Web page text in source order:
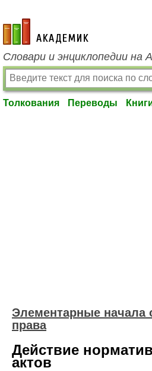
academic.ru
Словари и энциклопедии на
Толкования Переводы
Элементарные начала
права
Действие
актов